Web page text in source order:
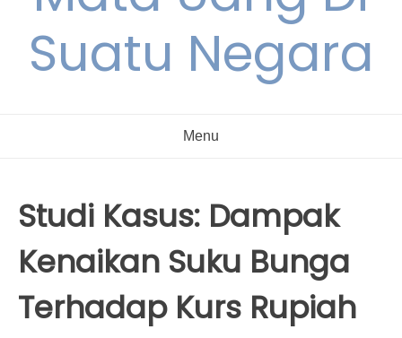
Suatu Negara
Menu
Studi Kasus: Dampak
Kenaikan Suku Bunga
Terhadap Kurs Rupiah